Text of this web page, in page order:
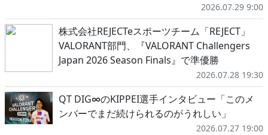
2026.07.29 9:00
株式会社REJECTeスポーツチーム「REJECT」
VALORANT部門、『VALORANT Challengers
Japan 2026 Season Finals』で準優勝
2026.07.28 19:30
QT DIG∞のKIPPEI選手インタビュー「このメ
ンバーでまだ続けられるのがうれしい」
2026.07.27 19:00